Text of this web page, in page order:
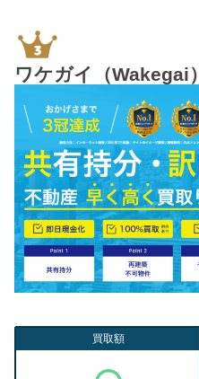
ワケガイ（Wakegai）
買取額